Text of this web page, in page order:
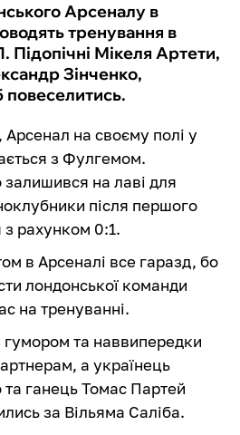
Арсеналу в
тренування в
Підопічні Мікеля Артети,
Зінченко,
повеселитись.
Арсенал на своєму полі у
з Фулгемом.
на лаві для
після першого
рахунком 0:1.
в Арсеналі все гаразд, бо
лондонської команди
на тренуванні.
гумором та наввипередки
а українець
ганець Томас Партей
за Вільяма Саліба.